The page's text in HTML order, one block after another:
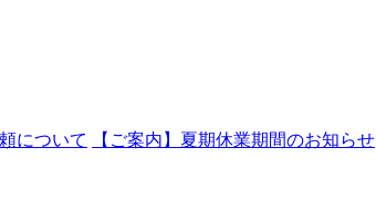
について 【ご案内】夏期休業期間のお知らせ